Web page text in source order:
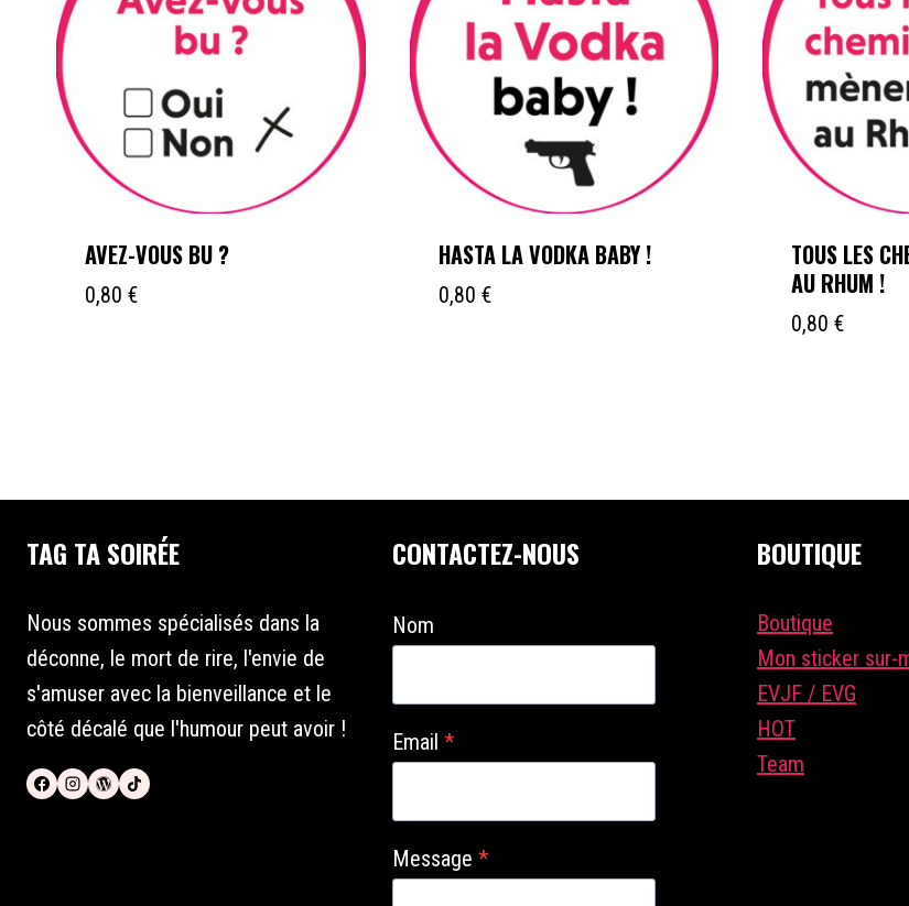
AVEZ-VOUS BU ?
0,80 €
HASTA LA VODKA BABY !
0,80 €
TOUS LES
AU RHUM !
0,80 €
TAG TA SOIRÉE
Nous sommes spécialisés dans la
déconne, le mort de rire, l'envie de
s'amuser avec la bienveillance et le
côté décalé que l'humour peut avoir !
CONTACTEZ-NOUS
Nom
Email *
Message *
BOUTIQUE
Boutique
Mon sticker sur-
EVJF / EVG
HOT
Team